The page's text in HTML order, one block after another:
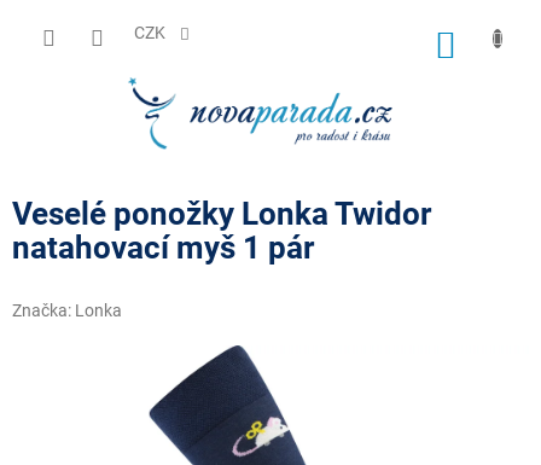
CZK
Veselé ponožky Lonka Twidor
natahovací myš 1 pár
Značka: Lonka